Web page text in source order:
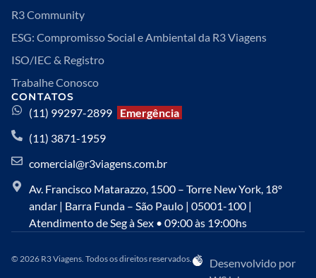
R3 Community
ESG: Compromisso Social e Ambiental da R3 Viagens
ISO/IEC & Registro
Trabalhe Conosco
CONTATOS
(11) 99297-2899
Emergência
(11) 3871-1959
comercial@r3viagens.com.br
Av. Francisco Matarazzo, 1500 – Torre New York, 18º
andar | Barra Funda – São Paulo | 05001-100 |
Atendimento de Seg à Sex • 09:00 às 19:00hs
© 2026 R3 Viagens. Todos os direitos reservados.
Desenvolvido por